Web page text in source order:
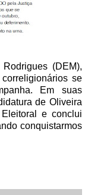
(DEM),
se
Em suas
de Oliveira
e conclui
conquistarmos